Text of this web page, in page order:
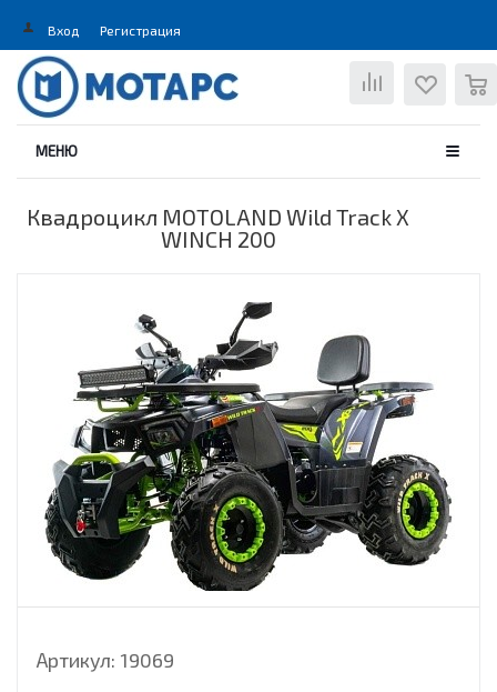
Вход Регистрация
МЕНЮ
Квадроцикл MOTOLAND Wild Track X
WINCH 200
Артикул: 19069